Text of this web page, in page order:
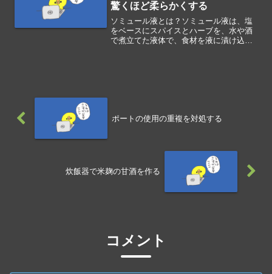
驚くほど柔らかくする
ソミュール液とは？ソミュール液は、塩
をベースにスパイスとハーブを、水や酒
で煮立てた液体で、食材を液に漬け込む
ポートの使用の重複を対処する
炊飯器で米麹の甘酒を作る
コメント